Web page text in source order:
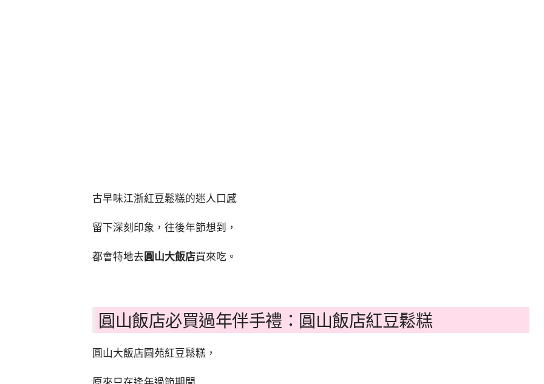
古早味江浙紅豆鬆糕的迷人口感
留下深刻印象，往後年節想到，
都會特地去 圓山大飯店買來吃。
圓山飯店必買過年伴手禮：圓山飯店紅豆鬆糕
圓山大飯店圆苑紅豆鬆糕，